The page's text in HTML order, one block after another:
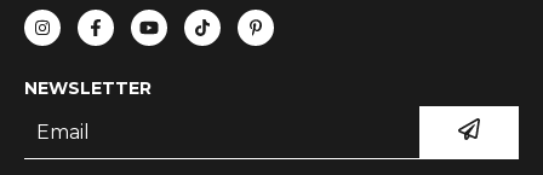
NEWSLETTER